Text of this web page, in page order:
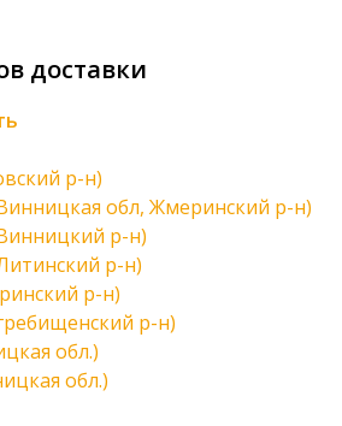
доставки
р-н)
обл, Жмеринский р-н)
р-н)
р-н)
р-н)
р-н)
обл.)
обл.)